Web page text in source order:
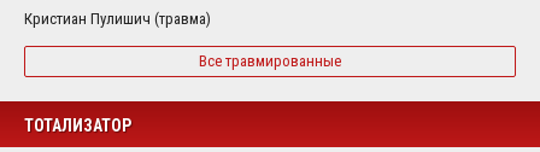
Кристиан Пулишич (травма)
Все травмированные
ТОТАЛИЗАТОР